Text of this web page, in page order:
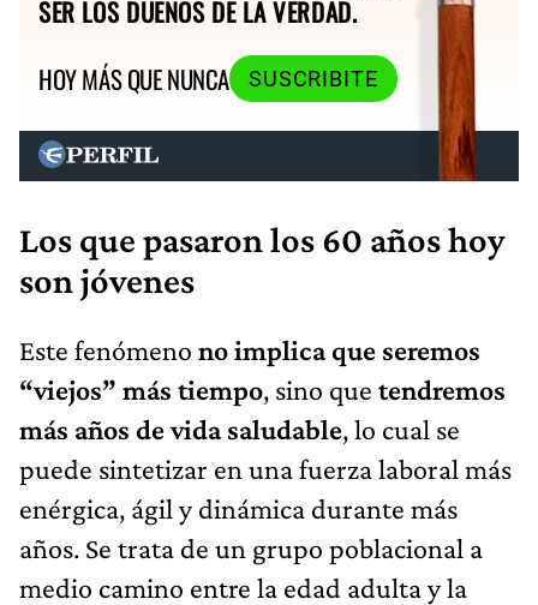
SER LOS DUEÑOS DE LA VERDAD.
HOY MÁS QUE NUNCA
SUSCRIBITE
Los que pasaron los 60 años hoy
son jóvenes
Este fenómeno no implica que seremos
“viejos” más tiempo, sino que tendremos
más años de vida saludable, lo cual se
puede sintetizar en una fuerza laboral más
enérgica, ágil y dinámica durante más
años. Se trata de un grupo poblacional a
medio camino entre la edad adulta y la